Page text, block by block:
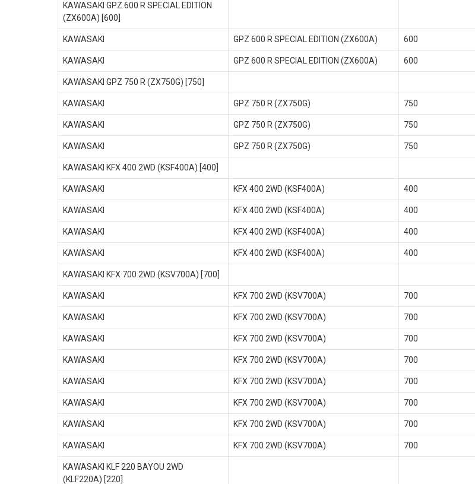
KAWASAKI GPZ 600 R SPECIAL EDITION
(ZX600A) [600]
KAWASAKI GPZ 600 R SPECIAL EDITION (ZX600A) 600
KAWASAKI GPZ 600 R SPECIAL EDITION (ZX600A) 600
KAWASAKI GPZ 750 R (ZX750G) [750]
KAWASAKI GPZ 750 R (ZX750G) 750
KAWASAKI GPZ 750 R (ZX750G) 750
KAWASAKI GPZ 750 R (ZX750G) 750
KAWASAKI KFX 400 2WD (KSF400A) [400]
KAWASAKI KFX 400 2WD (KSF400A) 400
KAWASAKI KFX 400 2WD (KSF400A) 400
KAWASAKI KFX 400 2WD (KSF400A) 400
KAWASAKI KFX 400 2WD (KSF400A) 400
KAWASAKI KFX 700 2WD (KSV700A) [700]
KAWASAKI KFX 700 2WD (KSV700A) 700
KAWASAKI KFX 700 2WD (KSV700A) 700
KAWASAKI KFX 700 2WD (KSV700A) 700
KAWASAKI KFX 700 2WD (KSV700A) 700
KAWASAKI KFX 700 2WD (KSV700A) 700
KAWASAKI KFX 700 2WD (KSV700A) 700
KAWASAKI KFX 700 2WD (KSV700A) 700
KAWASAKI KFX 700 2WD (KSV700A) 700
KAWASAKI KLF 220 BAYOU 2WD
(KLF220A) [220]